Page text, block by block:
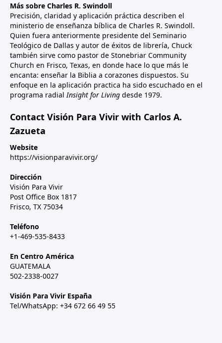
Más sobre Charles R. Swindoll
Precisión, claridad y aplicación práctica describen el
ministerio de enseñanza bíblica de Charles R. Swindoll.
Quien fuera anteriormente presidente del Seminario
Teológico de Dallas y autor de éxitos de librería, Chuck
también sirve como pastor de Stonebriar Community
Church en Frisco, Texas, en donde hace lo que más le
encanta: enseñar la Biblia a corazones dispuestos. Su
enfoque en la aplicación practica ha sido escuchado en el
programa radialInsight for Living desde 1979.
Contact Visión Para Vivir with Carlos A.
Zazueta
Website
https://visionparavivir.org/
Dirección
Visión Para Vivir
Post Office Box 1817
Frisco, TX 75034
Teléfono
+1-469-535-8433
En Centro América
GUATEMALA
502-2338-0027
Visión Para Vivir España
Tel/WhatsApp: +34 672 66 49 55